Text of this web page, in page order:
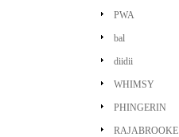
PWA
bal
diidii
WHIMSY
PHINGERIN
RAJABROOKE